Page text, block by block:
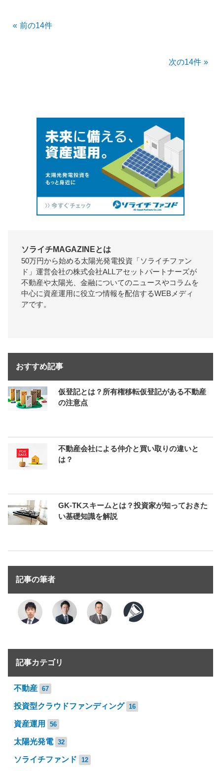
前の14件
次の14件
ソライチMAGAZINEとは
50万円から始める太陽光発電投資「ソライチファン
ド」運営会社の株式会社ALLアセットパートナーズが
不動産や太陽光、金融についてのニュースやコラムを
中心に資産運用に役立つ情報を配信するWEBメディ
アです。
おすすめ記事
仮登記とは？所有権移転仮登記がある不動産
の注意点
不動産会社による仲介と買い取りの違いと
は？
GK-TKスキームとは？投資家が知っておきた
い基礎知識を解説
記事の筆者
記事カテゴリ
不動産 67
投資型クラウドファンディング 16
資産運用 56
太陽光発電 32
ソライチファンド 12